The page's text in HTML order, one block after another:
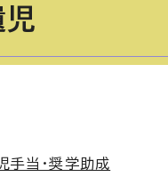
児
手当・奨学助成